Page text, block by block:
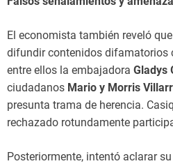
El economista también reveló
difundir contenidos difamatorios
entre ellos la embajadora Gladys
ciudadanos Mario y Morris
presunta trama de herencia.
rechazado rotundamente
Posteriormente, intentó aclarar